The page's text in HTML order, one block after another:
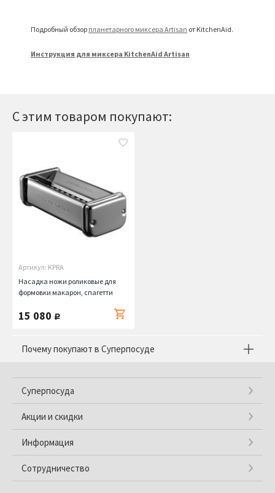
Подробный обзор планетарного миксера Artisan от KitchenAid.
Инструкция для миксера KitchenAid Artisan
С этим товаром покупают:
Артикул: KPRA
Насадка ножи роликовые для
формовки макарон, спагетти
15 080 руб.
Почему покупают в Суперпосуде
Суперпосуда
Акции и скидки
Информация
Сотрудничество